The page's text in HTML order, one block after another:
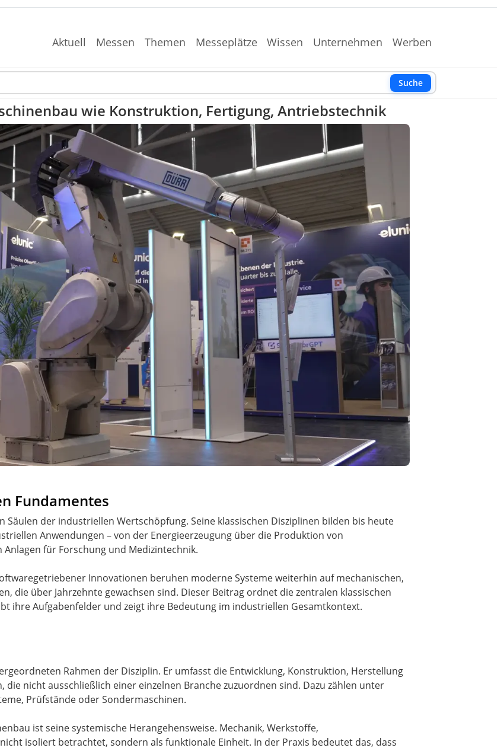
Aktuell Messen Themen Messeplätze Wissen Unternehmen Werben
Suche
wie Konstruktion, Fertigung, Antriebstechnik
Fundamentes
Säulen der industriellen Wertschöpfung. Seine klassischen Disziplinen bilden bis heute
Anwendungen – von der Energieerzeugung über die Produktion von
für Forschung und Medizintechnik.
Innovationen beruhen moderne Systeme weiterhin auf mechanischen,
die über Jahrzehnte gewachsen sind. Dieser Beitrag ordnet die zentralen klassischen
ihre Aufgabenfelder und zeigt ihre Bedeutung im industriellen Gesamtkontext.
Rahmen der Disziplin. Er umfasst die Entwicklung, Konstruktion, Herstellung
die nicht ausschließlich einer einzelnen Branche zuzuordnen sind. Dazu zählen unter
Prüfstände oder Sondermaschinen.
ist seine systemische Herangehensweise. Mechanik, Werkstoffe,
isoliert betrachtet, sondern als funktionale Einheit. In der Praxis bedeutet das, dass